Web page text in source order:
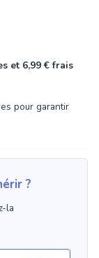
et 6,99 €frais
pour garantir
?
la